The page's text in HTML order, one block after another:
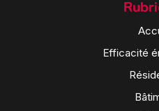
Efficacité